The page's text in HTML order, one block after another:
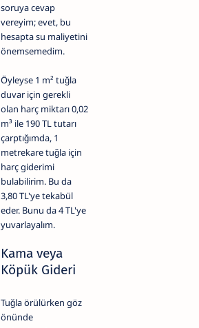
soruya cevap
vereyim; evet, bu
hesapta su maliyetini
önemsemedim.
Öyleyse 1 m² tuğla
duvar için gerekli
olan harç miktarı 0,02
m³ ile 190 TL tutarı
çarptığımda, 1
metrekare tuğla için
harç giderimi
bulabilirim. Bu da
3,80 TL'ye tekabül
eder. Bunu da 4 TL'ye
yuvarlayalım.
Kama veya
Köpük Gideri
Tuğla örülürken göz
önünde